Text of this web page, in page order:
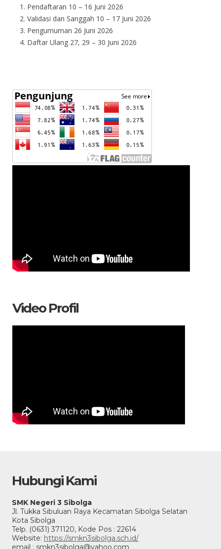
Pendaftaran 10 – 16 Juni 2026
Validasi dan Sanggah 10 – 17 Juni 2026
Pengumuman 26 Juni 2026
Daftar Ulang 27, 29 – 30 Juni 2026
Video Profil
Hubungi Kami
SMK Negeri 3 Sibolga
Jl. Tukka Sibuluan Raya Kecamatan Sibolga Selatan
Kota Sibolga
Telp. (0631) 371120, Kode Pos : 22614
Website: https://smkn3sibolga.sch.id/
email : smkn3sibolga@yahoo.com